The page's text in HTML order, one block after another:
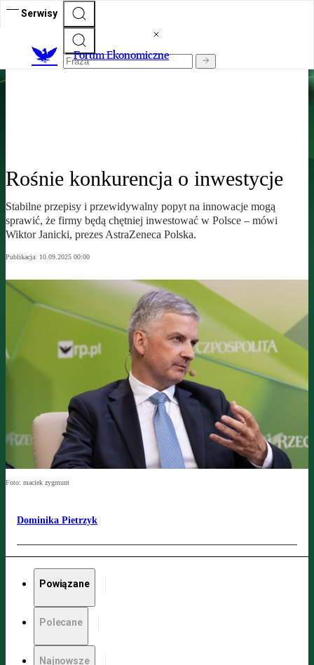
Serwisy
Forum Ekonomiczne
Forum Ekonomiczne
Rośnie konkurencja o inwestycje
Stabilne przepisy i przewidywalny popyt na innowacje mogą
sprawić, że firmy będą chętniej inwestować w Polsce – mówi
Wiktor Janicki, prezes AstraZeneca Polska.
Publikacja: 10.09.2025 00:00
Foto: maciek zygmunt
Dominika Pietrzyk
Powiązane
Polecane
Najnowsze